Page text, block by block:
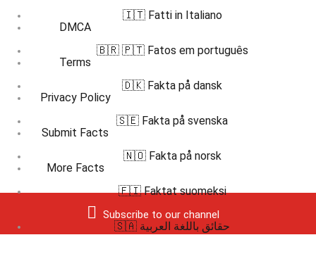
DMCA
Terms
Privacy Policy
Submit Facts
More Facts
Subscribe to our channel
🇮🇹 Fatti in Italiano
🇧🇷 🇵🇹 Fatos em português
🇩🇰 Fakta på dansk
🇸🇪 Fakta på svenska
🇳🇴 Fakta på norsk
🇫🇮 Faktat suomeksi
🇸🇦 حقائق باللغة العربية